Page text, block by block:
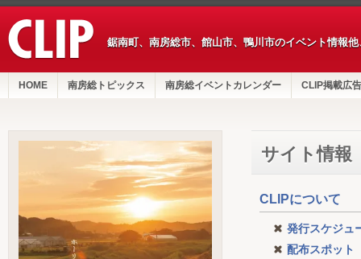
鋸南町、南房総市、館山市、鴨川市のイベント情報
HOME 南房総トピックス 南房総イベントカレンダー CLIP掲載広告
サイト情報
CLIPについて
発行スケジュ
配布スポット